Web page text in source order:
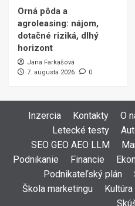
Orná pôda a
agroleasing: nájom,
dotačné riziká, dlhý
horizont
Jana Farkašová
7. augusta 2026
0
Inzercia Kontakty O
Letecké testy
SEO GEO AEO LLM
Podnikanie
Financie
Podnikateľský plán
Škola marketingu
Kultúra